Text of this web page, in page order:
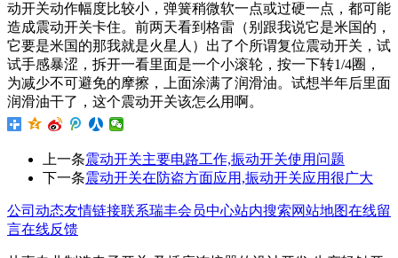
动开关动作幅度比较小，弹簧稍微软一点或过硬一点，都可能
造成震动开关卡住。前两天看到格雷（别跟我说它是米国的，
它要是米国的那我就是火星人）出了个所谓复位震动开关，试
试手感暴涩，拆开一看里面是一个小滚轮，按一下转1/4圈，
为减少不可避免的摩擦，上面涂满了润滑油。试想半年后里面
润滑油干了，这个震动开关该怎么用啊。
上一条震动开关主要电路工作,振动开关使用问题
下一条震动开关在防盗方面应用,振动开关应用很广大
公司动态友情链接联系瑞丰会员中心站内搜索网站地图在线留
言在线反馈